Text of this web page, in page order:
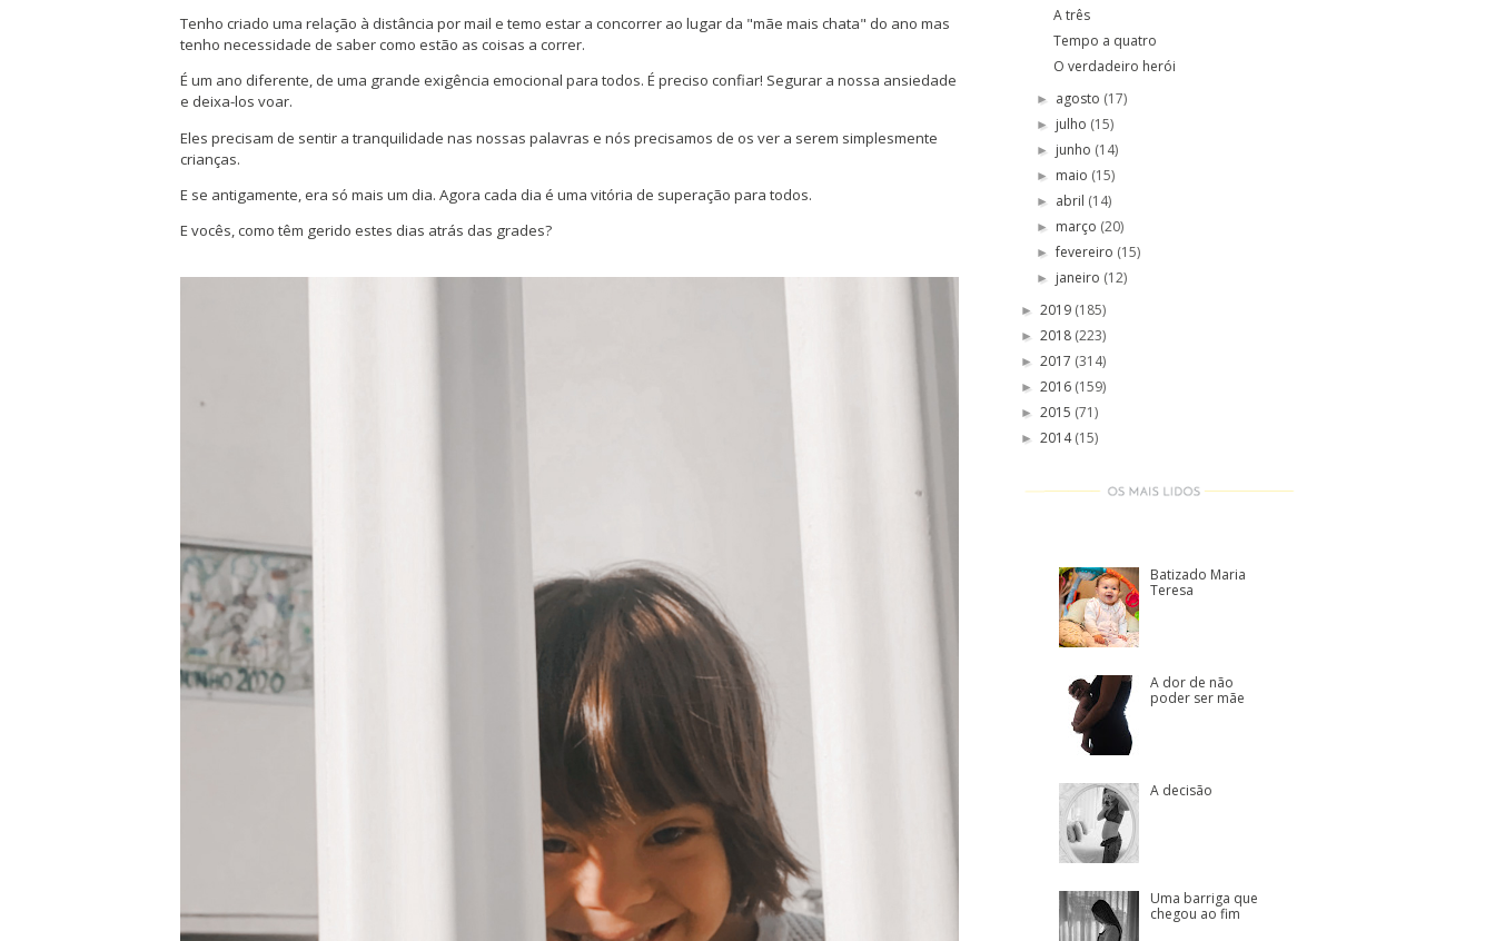
Tenho criado uma relação à distância por mail e temo estar a concorrer ao lugar da "mãe mais chata" do ano mas
tenho necessidade de saber como estão as coisas a correr.
É um ano diferente, de uma grande exigência emocional para todos. É preciso confiar! Segurar a nossa ansiedade
e deixa-los voar.
Eles precisam de sentir a tranquilidade nas nossas palavras e nós precisamos de os ver a serem simplesmente
crianças.
E se antigamente, era só mais um dia. Agora cada dia é uma vitória de superação para todos.
E vocês, como têm gerido estes dias atrás das grades?
A três
Tempo a quatro
O verdadeiro herói
► agosto (17)
► julho (15)
► junho (14)
► maio (15)
► abril (14)
► março (20)
►fevereiro (15)
► janeiro (12)
► 2019 (185)
► 2018 (223)
► 2017 (314)
► 2016 (159)
► 2015 (71)
► 2014(15)
Batizado Maria
Teresa
A dor de não
poder ser mãe
A decisão
Uma barriga que
chegou ao fim